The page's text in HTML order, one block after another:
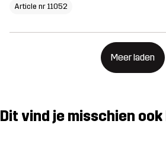
Article nr 11052
Meer laden
Dit vind je misschien ook